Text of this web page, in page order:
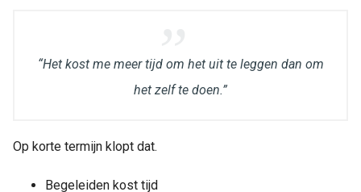
“Het kost me meer tijd om het uit te leggen dan om
het zelf te doen.”
Op korte termijn klopt dat.
Begeleiden kost tijd